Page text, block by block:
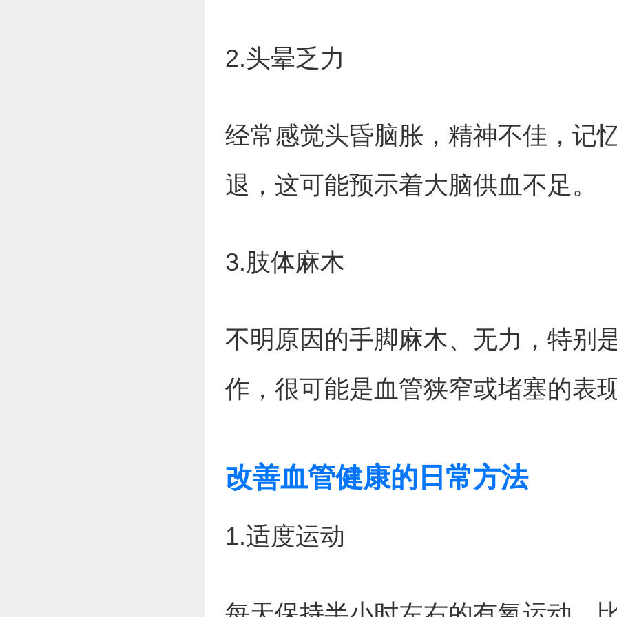
2.头晕乏力
经常感觉头昏脑胀，精神不佳，记
退，这可能预示着大脑供血不足。
3.肢体麻木
不明原因的手脚麻木、无力，特别
作，很可能是血管狭窄或堵塞的表
改善血管健康的日常方法
1.适度运动